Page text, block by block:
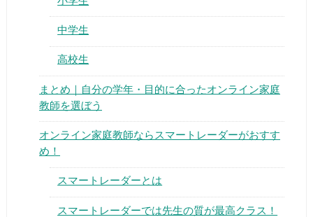
中学生
高校生
まとめ｜自分の学年・目的に合ったオンライン家庭
教師を選ぼう
オンライン家庭教師ならスマートレーダーがおすす
め！
スマートレーダーとは
スマートレーダーでは先生の質が最高クラス！